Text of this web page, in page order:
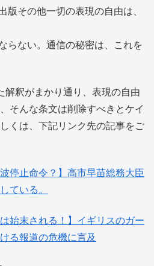
版その他一切の表現の自由は、
らない。通信の秘密は、これを
釈がまかり通り、表現の自由
そんな条文は削除すべきとケイ
くは、下記リンク先の記事をご
停止命令？】高市早苗総務大臣
ている。
始末される！】イギリスのガー
る報道の危機に言及